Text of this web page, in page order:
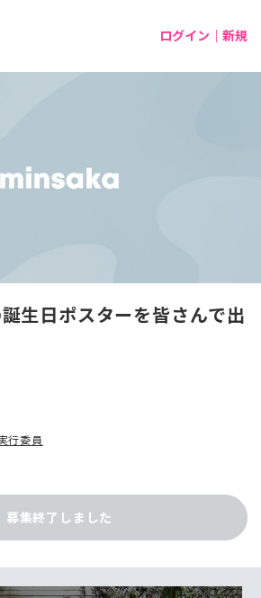
ログイン｜新規
生日ポスターを皆さんで出
行委員
募集終了しました